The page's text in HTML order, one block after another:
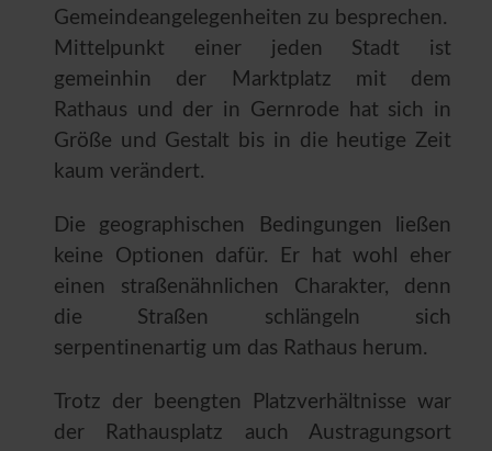
Gemeindeangelegenheiten zu besprechen.
Mittelpunkt einer jeden Stadt ist
gemeinhin der Marktplatz mit dem
Rathaus und der in Gernrode hat sich in
Größe und Gestalt bis in die heutige Zeit
kaum verändert.
Die geographischen Bedingungen ließen
keine Optionen dafür. Er hat wohl eher
einen straßenähnlichen Charakter, denn
die Straßen schlängeln sich
serpentinenartig um das Rathaus herum.
Trotz der beengten Platzverhältnisse war
der Rathausplatz auch Austragungsort